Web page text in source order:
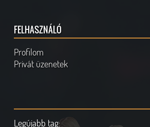
FELHASZNÁLÓ
Profilom
Privát üzenetek
Legújabb tag: